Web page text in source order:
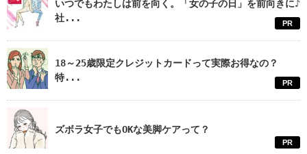
いつでもわたしは前を向く。「女の子の日」を前向きに♪
社...
PR
18～25歳限定クレジットカードって実際お得なの？
特...
PR
ズボラ女子でもOKな美脚ケアって？
PR